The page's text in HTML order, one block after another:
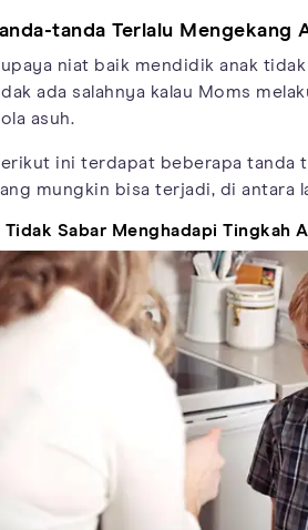
tanda Terlalu Mengekang
niat baik mendidik anak
ada salahnya kalau Moms
asuh.
ini terdapat beberapa tanda
mungkin bisa terjadi, di antara
Tidak Sabar Menghadapi Tingkah